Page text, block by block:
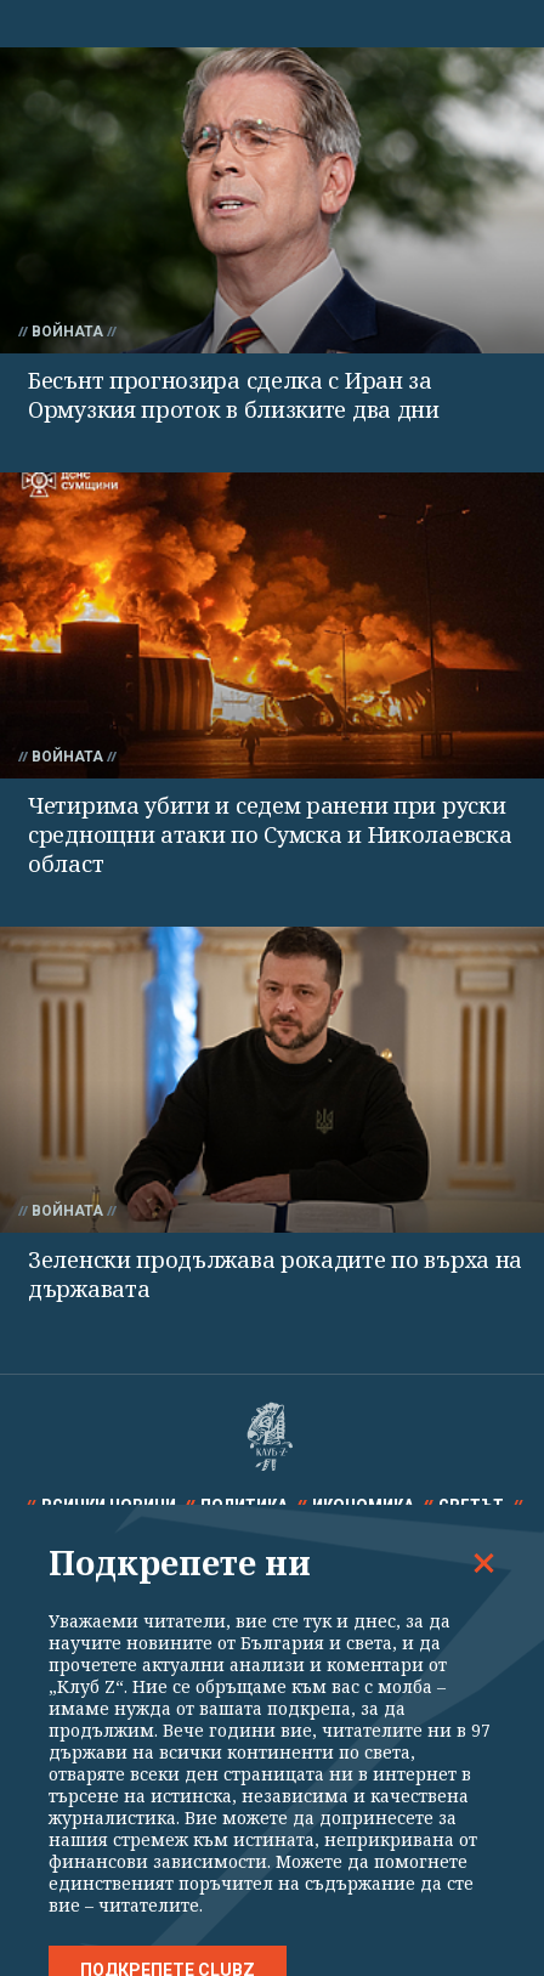
ВОЙНАТА
Бесънт прогнозира сделка с Иран за
Ормузкия проток в близките два дни
ВОЙНАТА
Четирима убити и седем ранени при руски
среднощни атаки по Сумска и Николаевска
област
ВОЙНАТА
Зеленски продължава рокадите по върха на
държавата
ВСИЧКИ НОВИНИ ПОЛИТИКА ИКОНОМИКА СВЕТЪТ
СПОРТ КУЛТУРА ТЕХНОЛОГИИ КАЛЕЙДОСКОП
Общи условия
Политика за поверителност
Реклама
Партньори Контакти
За Клуб Z
Екип
Подкрепете ни
Издател на www.clubz.bg е „Клуб Зебра Медия“ ЕООД, София, ул. "Алеко
Константинов" 3. Всички права запазени 2026 „Клуб Зебра Медия“
Препечатването на материали, снимки и видео от www.clubz.bg без
разрешение ще бъде преследвано по съдебен път, съгласно
Подкрепете ни
Уважаеми читатели, вие сте тук и днес, за да
научите новините от България и света, и да
прочетете актуални анализи и коментари от
„Клуб Z“. Ние се обръщаме към вас с молба –
имаме нужда от вашата подкрепа, за да
продължим. Вече години вие, читателите ни в 97
държави на всички континенти по света,
отваряте всеки ден страницата ни в интернет в
търсене на истинска, независима и качествена
журналистика. Вие можете да допринесете за
нашия стремеж към истината, неприкривана от
финансови зависимости. Можете да помогнете
единственият поръчител на съдържание да сте
вие – читателите.
ПОДКРЕПЕТЕ CLUBZ